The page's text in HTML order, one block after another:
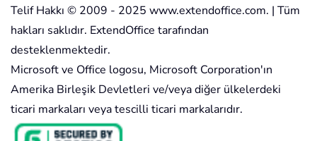
Telif Hakkı © 2009 - 2025 www.extendoffice.com. | Tüm
hakları saklıdır. ExtendOffice tarafından
desteklenmektedir.
Microsoft ve Office logosu, Microsoft Corporation'ın
Amerika Birleşik Devletleri ve/veya diğer ülkelerdeki
ticari markaları veya tescilli ticari markalarıdır.